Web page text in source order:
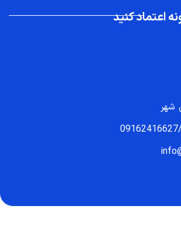
اعتماد کنید
شهر
/
09162416627